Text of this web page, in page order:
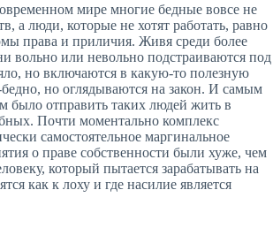
мире многие бедные вовсе не
а люди, которые не хотят работать, равно
права и приличия. Живя среди более
вольно или невольно подстраиваются под
но включаются в какую-то полезную
бедно, но оглядываются на закон. И самым
было отправить таких людей жить в
Почти моментально комплекс
самостоятельное маргинальное
о праве собственности были хуже, чем
который пытается зарабатывать на
как к лоху и где насилие является